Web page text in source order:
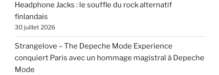
Headphone Jacks : le souffle du rock alternatif
finlandais
30 juillet 2026
Strangelove – The Depeche Mode Experience
conquiert Paris avec un hommage magistral à Depeche
Mode